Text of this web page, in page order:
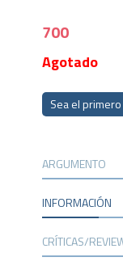
700
Agotado
Sea el
ARGUMENTO
INFORMACIÓN
CRÍTICAS/